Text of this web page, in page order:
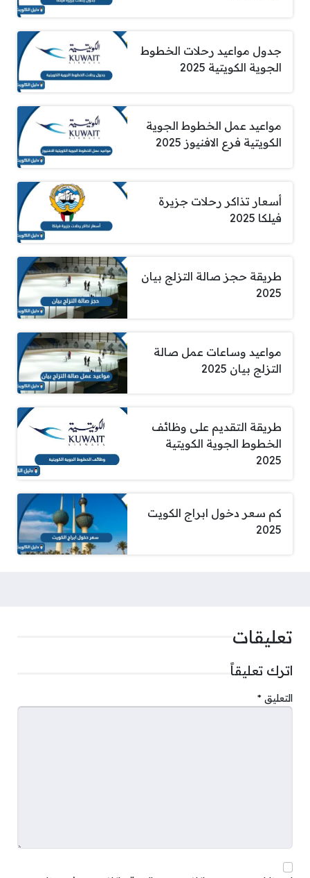
جدول مواعيد رحلات الخطوط
الجوية الكويتية 2025
مواعيد عمل الخطوط الجوية
الكويتية فرع الافنيوز 2025
أسعار تذاكر رحلات جزيرة
فيلكا 2025
طريقة حجز صالة التزلج بيان
2025
مواعيد وساعات عمل صالة
التزلج بيان 2025
طريقة التقديم على وظائف
الخطوط الجوية الكويتية
2025
كم سعر دخول ابراج الكويت
2025
تعليقات
اترك تعليقاً
التعليق *